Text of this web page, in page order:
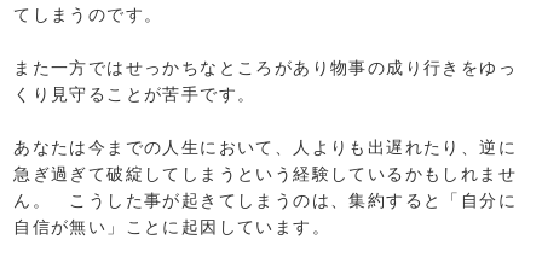
てしまうのです。
また一方ではせっかちなところがあり物事の成り行きをゆっ
くり見守ることが苦手です。
あなたは今までの人生において、人よりも出遅れたり、逆に
急ぎ過ぎて破綻してしまうという経験しているかもしれませ
ん。 こうした事が起きてしまうのは、集約すると「自分に
自信が無い」ことに起因しています。